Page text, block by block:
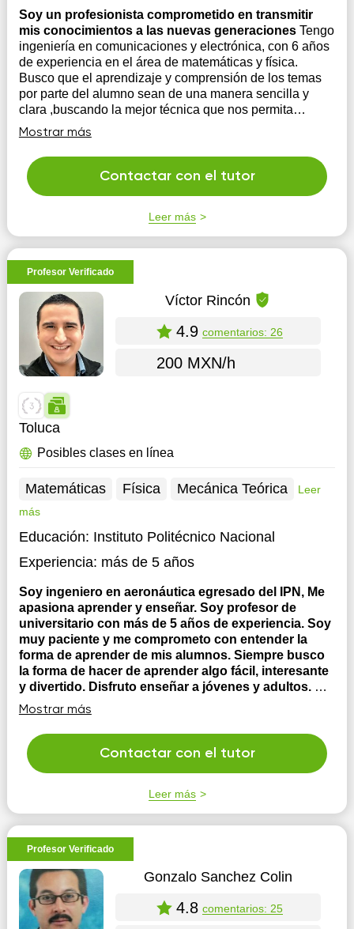
Soy un profesionista comprometido en transmitir
mis conocimientos a las nuevas generaciones Tengo
ingeniería en comunicaciones y electrónica, con 6 años
de experiencia en el área de matemáticas y física.
Busco que el aprendizaje y comprensión de los temas
por parte del alumno sean de una manera sencilla y
clara ,buscando la mejor técnica que nos permita
analizar y comprender de la maner...
Mostrar más
Contactar con el tutor
Leer más
Profesor Verificado
Víctor Rincón
4.9 comentarios: 26
200 MXN/h
Toluca
Posibles clases en línea
Matemáticas Física Mecánica Teórica
Leer
más
Educación: Instituto Politécnico Nacional
Experiencia: más de 5 años
Soy ingeniero en aeronáutica egresado del IPN, Me
apasiona aprender y enseñar. Soy profesor de
universitario con más de 5 años de experiencia. Soy
muy paciente y me comprometo con entender la
forma de aprender de mis alumnos. Siempre busco
la forma de hacer de aprender algo fácil, interesante
y divertido. Disfruto enseñar a jóvenes y adultos. Mi
forma de enseñar se adapta a las necesidades y
personalidades de mis estudiantes, siempre intento que
el conocimiento adquirido sea integral, no enseño a
memorizar enseño a comprender y analizar. Esto lo
logro a través de ejemplos variados que permiten
Mostrar más
Contactar con el tutor
Leer más
Profesor Verificado
Gonzalo Sanchez Colin
4.8 comentarios: 25